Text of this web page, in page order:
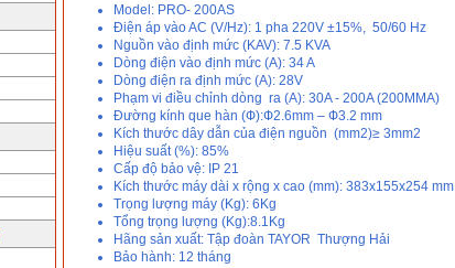
Model: PRO- 200AS
Điện áp vào AC (V/Hz): 1 pha 220V ±15%, 50/60 Hz
Nguồn vào định mức (KAV): 7.5 KVA
Dòng điện vào định mức (A): 34 A
Dòng điện ra định mức (A): 28V
Phạm vi điều chỉnh dòng ra (A): 30A - 200A (200MMA)
Đường kính que hàn (Ф):Ф2.6mm – Ф3.2 mm
Kích thước dây dẫn của điện nguồn (mm2)≥ 3mm2
Hiệu suất (%): 85%
Cấp độ bảo vệ: IP 21
Kích thước máy dài x rộng x cao (mm): 383x155x254 mm
Trọng lượng máy (Kg): 6Kg
Tổng trọng lượng (Kg):8.1Kg
Hãng sản xuất: Tập đoàn TAYOR Thượng Hải
Bảo hành: 12 tháng